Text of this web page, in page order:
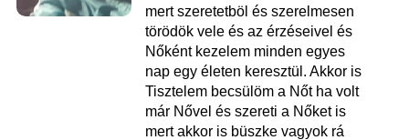
mert szeretetböl és szerelmesen
törödök vele és az érzéseivel és
Nőként kezelem minden egyes
nap egy életen keresztül. Akkor is
Tisztelem becsülöm a Nőt ha volt
már Nővel és szereti a Nőket is
mert akkor is büszke vagyok rá